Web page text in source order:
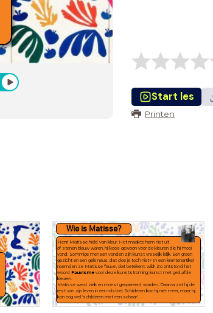
Start les
Printen
Wie is Matisse?
Henri Matisse hield van kleur. Het maakte hem niet uit
of stenen blauw waren, hij koos gewoon voor de kleuren die hij mooi
vond. Sommige mensen vonden zijn kunst vreselijk lelijk. Een groen
gezicht en een gele neus, dat doe je toch niet? In een krantenartikel
noemden ze Matisse 'fauve', dat betekent: wild! Zo ontstond het
woordFauvismevoor deze kunststroming: kunst met gedurfde
kleuren.
Matisse werd ziek en moest geopereerd worden. Daarna zat hij de
rest van zijn leven in een rolstoel. Schilderen kon hij niet meer, maar hij
kon nog wel 'schilderen met een schaar'.